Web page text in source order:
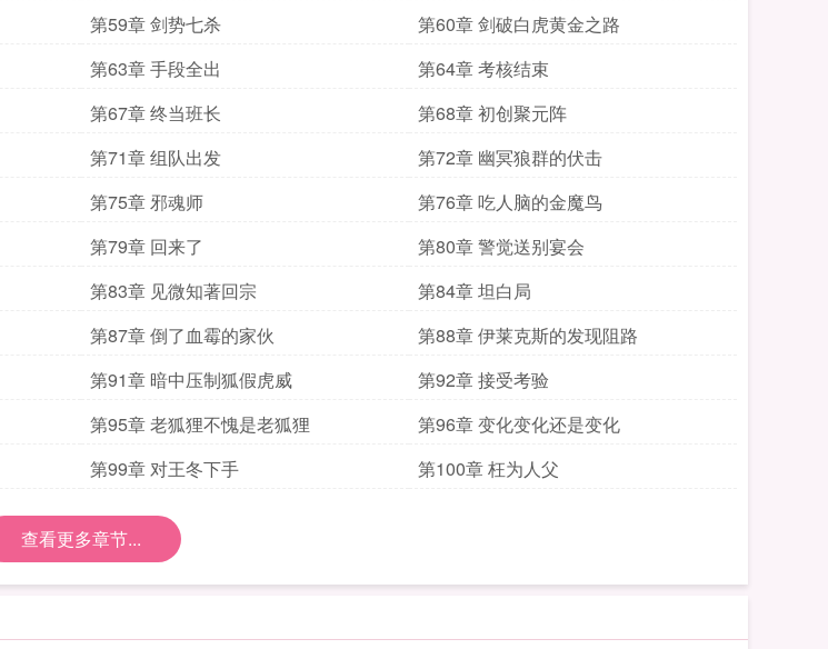
第59章 剑势七杀
第60章 剑破白虎黄金之路
第63章 手段全出
第64章 考核结束
第67章 终当班长
第68章 初创聚元阵
第71章 组队出发
第72章 幽冥狼群的伏击
第75章 邪魂师
第76章 吃人脑的金魔鸟
第79章 回来了
第80章 警觉送别宴会
第83章 见微知著回宗
第84章 坦白局
第87章 倒了血霉的家伙
第88章 伊莱克斯的发现阻路
第91章 暗中压制狐假虎威
第92章 接受考验
第95章 老狐狸不愧是老狐狸
第96章 变化变化还是变化
第99章 对王冬下手 第100章 枉为人父
查看更多章节...